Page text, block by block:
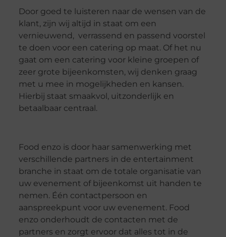
Door goed te luisteren naar de wensen van de
klant, zijn wij altijd in staat om een
vernieuwend, verrassend en passend voorstel
te doen voor een catering op maat. Of het nu
gaat om een catering voor kleine groepen of
zeer grote bijeenkomsten, wij denken graag
met u mee in mogelijkheden en kansen.
Hierbij staat smaakvol, uitzonderlijk en
betaalbaar centraal.
Food enzo is door haar samenwerking met
verschillende partners in de entertainment
branche in staat om de totale organisatie van
uw evenement of bijeenkomst uit handen te
nemen. Één contactpersoon en
aanspreekpunt voor uw evenement. Food
enzo onderhoudt de contacten met de
partners en zorgt ervoor dat alles tot in de